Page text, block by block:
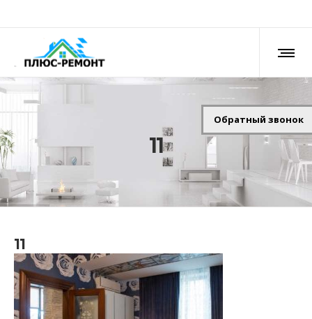
11
11
Обратный звонок